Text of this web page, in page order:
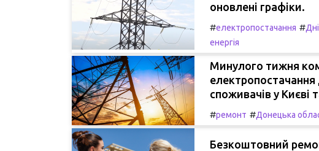
оновлені графіки.
#електропостачання #
енергія
Минулого тижня
електропостачання
споживачів у Києві
#ремонт #Донецька
Безкоштовний